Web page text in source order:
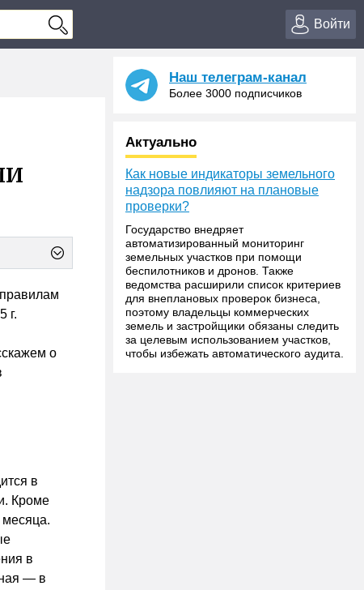
Войти
г.
о
в
Кроме
в
— в
Наш телеграм-канал
Более 3000 подписчиков
Актуально
Как новые индикаторы земельного
надзора повлияют на плановые
проверки?
Государство внедряет
автоматизированный мониторинг
земельных участков при помощи
беспилотников и дронов. Также
ведомства расширили список критериев
для внеплановых проверок бизнеса,
поэтому владельцы коммерческих
земель и застройщики обязаны следить
за целевым использованием участков,
чтобы избежать автоматического аудита.